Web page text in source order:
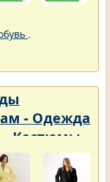
.
- Одежда
- Костюмы